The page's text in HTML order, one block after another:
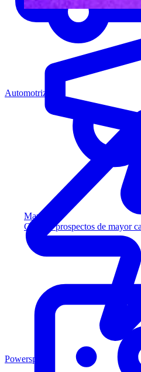
Marketing
Capture prospectos de mayor
Automotriz
Powersports